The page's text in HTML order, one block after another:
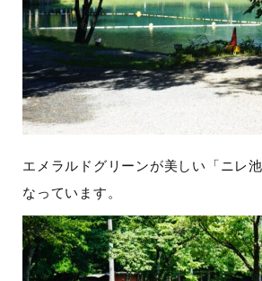
エメラルドグリーンが美しい「ニレ
なっています。